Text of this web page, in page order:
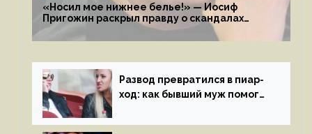
«Носил мое нижнее белье!» — Иосиф
Пригожин раскрыл правду о скандалах
с мужем своей экс-жены
Развод превратился в пиар-
ход: как бывший муж помог